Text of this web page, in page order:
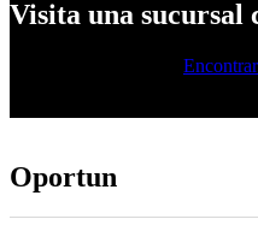
Visita una sucursal
Oportun